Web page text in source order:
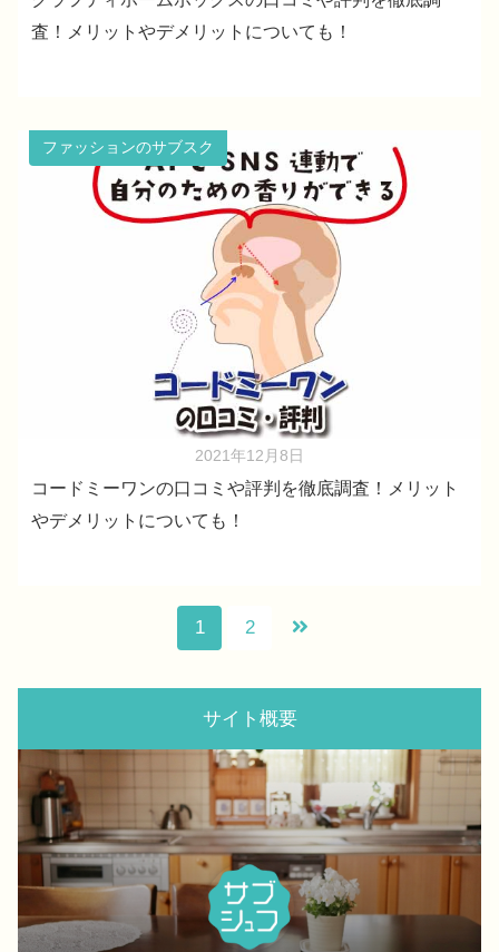
査！メリットやデメリットについても！
ファッションのサブスク
2021年12月8日
コードミーワンの口コミや評判を徹底調査！メリット
やデメリットについても！
1 2
サイト概要